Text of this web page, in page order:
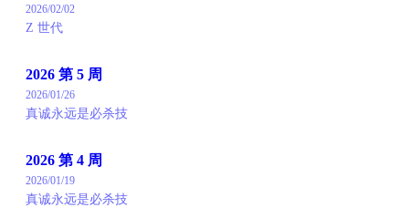
2026/02/02
Z 世代
2026 第 5 周
2026/01/26
真诚永远是必杀技
2026 第 4 周
2026/01/19
真诚永远是必杀技